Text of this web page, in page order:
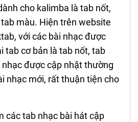
cho kalimba là tab nốt,
màu. Hiện trên website
với các bài nhạc được
tab cơ bản là tab nốt, tab
được cập nhật thường
nhạc mới, rất thuận tiện cho
các tab nhạc bài hát cập